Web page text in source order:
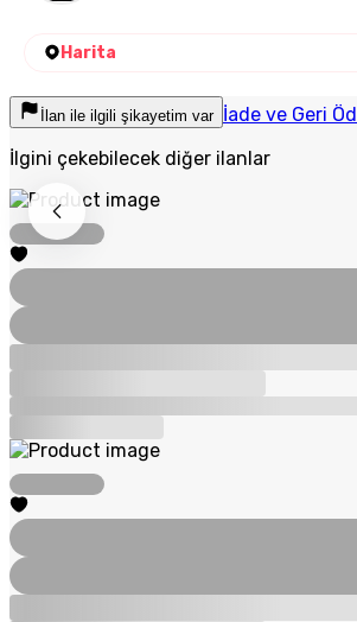
Harita
İlan ile ilgili şikayetim var İade ve Geri
İlgini çekebilecek diğer ilanlar